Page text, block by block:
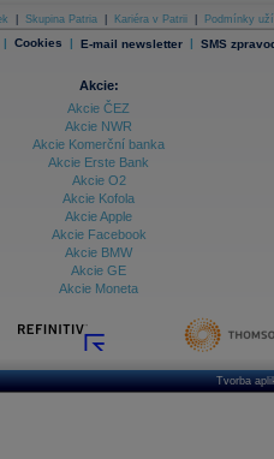
Skupina Patria Kariéra v Patrii Podmínky
| Cookies | E-mail newsletter | SMS
Akcie:
Akcie ČEZ
Akcie NWR
Akcie Komerční banka
Akcie Erste Bank
Akcie O2
Akcie Kofola
Akcie Apple
Akcie Facebook
Akcie BMW
Akcie GE
Akcie Moneta
Tvorba